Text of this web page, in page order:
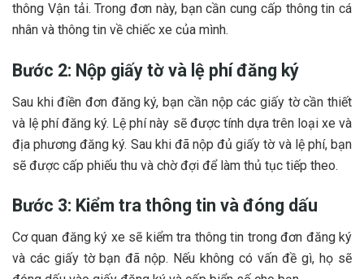
thông Vận tải. Trong đơn này, bạn cần cung cấp thông tin cá
nhân và thông tin về chiếc xe của mình.
Bước 2: Nộp giấy tờ và lệ phí đăng ký
Sau khi điền đơn đăng ký, bạn cần nộp các giấy tờ cần thiết
và lệ phí đăng ký. Lệ phí này sẽ được tính dựa trên loại xe và
địa phương đăng ký. Sau khi đã nộp đủ giấy tờ và lệ phí, bạn
sẽ được cấp phiếu thu và chờ đợi để làm thủ tục tiếp theo.
Bước 3: Kiểm tra thông tin và đóng dấu
Cơ quan đăng ký xe sẽ kiểm tra thông tin trong đơn đăng ký
và các giấy tờ bạn đã nộp. Nếu không có vấn đề gì, họ sẽ